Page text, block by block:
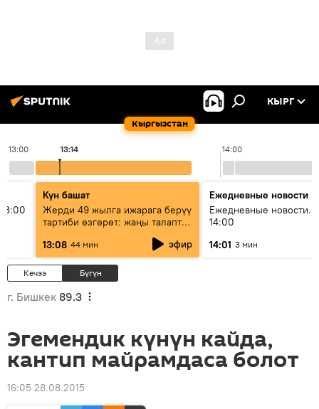
Кыргызстан
КЫРГ
13:00 14:00
13:14
Күн башат
Жерди 49 жылга ижарага берүү
тартиби өзгөрөт: жаңы талаптар
13:08 44 мин эфир
Ежедневные новости
Ежедневные новости.
14:00
14:01 3 мин
Кечээ Бүгүн
г. Бишкек 89.3
Эгемендик күнүн кайда,
кантип майрамдаса болот
16:05 28.08.2015